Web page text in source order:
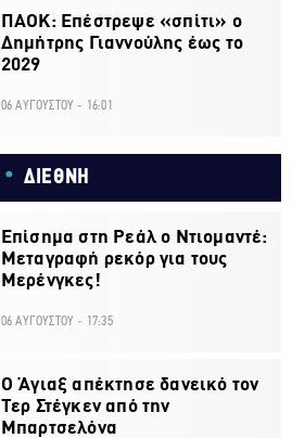
ΠΑΟΚ: Επέστρεψε «σπίτι» ο
Δημήτρης Γιαννούλης έως το
2029
06 ΑΥΓΟΥΣΤΟΥ - 16:01
ΔΙΕΘΝΗ
Επίσημα στη Ρεάλ ο Ντιομαντέ:
Μεταγραφή ρεκόρ για τους
Μερένγκες!
06 ΑΥΓΟΥΣΤΟΥ - 17:35
Ο Άγιαξ απέκτησε δανεικό τον
Τερ Στέγκεν από την
Μπαρτσελόνα